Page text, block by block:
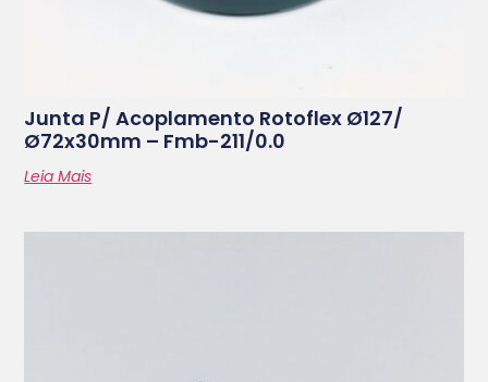
Junta P/ Acoplamento Rotoflex Ø127/
Ø72x30mm – Fmb-211/0.0
Leia Mais